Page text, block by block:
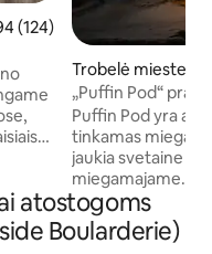
įvertinimas: 4,94 iš 5,
(124)
Trobelė mieste
„Puffin Pod“
kurorte „Sally's
Puffin Pod yra
tinkamas
jaukia svetaine ir
miegamajame. Ši
minučių kelio
automobilių
- todėl atsiveria
atostogoms
Boularderie)